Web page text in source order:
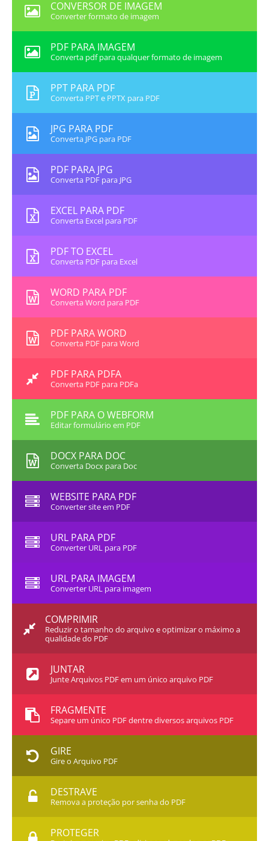
CONVERSOR DE IMAGEM
Converter formato de imagem
PDF PARA IMAGEM
Converta pdf para qualquer formato de imagem
PPT PARA PDF
Converta PPT e PPTX para PDF
JPG PARA PDF
Converta JPG para PDF
PDF PARA JPG
Converta PDF para JPG
EXCEL PARA PDF
Converta Excel para PDF
PDF TO EXCEL
Converta PDF para Excel
WORD PARA PDF
Converta Word para PDF
PDF PARA WORD
Converta PDF para Word
PDF PARA PDFA
Converta PDF para PDFa
PDF PARA O WEBFORM
Editar formulário em PDF
DOCX PARA DOC
Converta Docx para Doc
WEBSITE PARA PDF
Converter site em PDF
URL PARA PDF
Converter URL para PDF
URL PARA IMAGEM
Converter URL para imagem
COMPRIMIR
Reduzir o tamanho do arquivo e optimizar o máximo a
qualidade do PDF
JUNTAR
Junte Arquivos PDF em um único arquivo PDF
FRAGMENTE
Separe um único PDF dentre diversos arquivos PDF
GIRE
Gire o Arquivo PDF
DESTRAVE
Remova a proteção por senha do PDF
PROTEGER